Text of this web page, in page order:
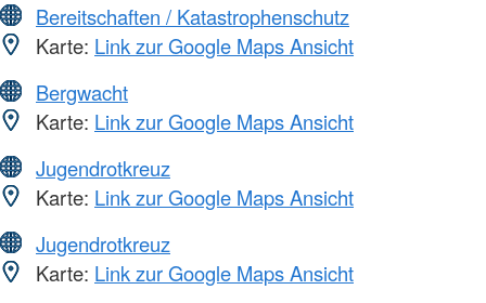
Bereitschaften / Katastrophenschutz
Karte: Link zur Google Maps Ansicht
Bergwacht
Karte: Link zur Google Maps Ansicht
Jugendrotkreuz
Karte: Link zur Google Maps Ansicht
Jugendrotkreuz
Karte: Link zur Google Maps Ansicht